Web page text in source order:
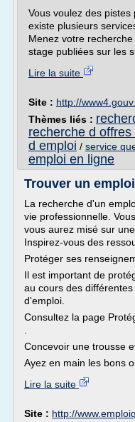
Vous voulez des
existe plusieurs
Menez votre
stage publiées sur les
Lire la suite
Site : http://
Thèmes liés :
recherche d offres
d emploi / service
emploi en ligne
Trouver un
La recherche d'un
vie professionnelle.
vous aurez misé sur
Inspirez-vous des
Protéger ses
Il est important de
au cours des
d'emploi.
Consultez la page
Concevoir une trousse
Ayez en main les bons
Lire la suite
Site : http://